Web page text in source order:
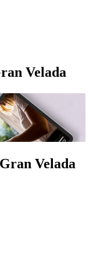
Velada
Velada